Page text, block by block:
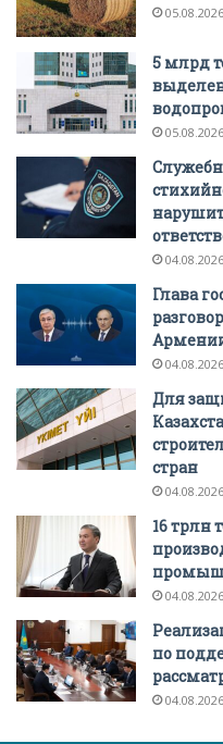
05.08.2026
5 млрд
05.08.2026
04.08.2026
Глава
04.08.2026
Для
стран
04.08.2026
16 трлн
04.08.2026
по
04.08.2026